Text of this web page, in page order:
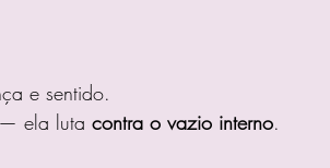
e sentido.
— ela luta contra o vazio interno.